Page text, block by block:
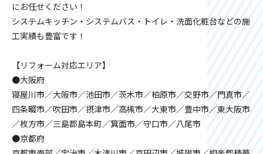
にお任せください！
システムキッチン・システムバス・トイレ・洗面化粧台などの施
工実績も豊富です！
【リフォーム対応エリア】
●大阪府
寝屋川市／大阪市／池田市／茨木市／柏原市／交野市／門真市／
四条畷市／吹田市／摂津市／高槻市／大東市／豊中市／東大阪市
／枚方市／三島郡島本町／箕面市／守口市／八尾市
●京都府